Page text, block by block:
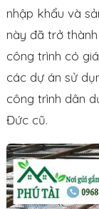
nhập khẩu và
này đã trở
công trình có
các dự án sử
công trình dân
Đức cũ.